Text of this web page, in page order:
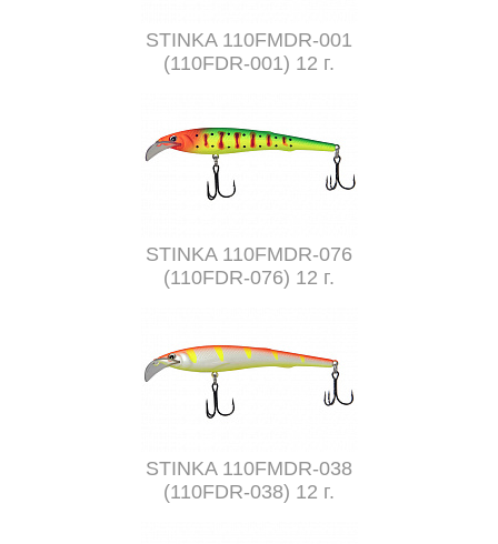
STINKA 110FMDR-001
(110FDR-001) 12 г.
STINKA 110FMDR-076
(110FDR-076) 12 г.
STINKA 110FMDR-038
(110FDR-038) 12 г.